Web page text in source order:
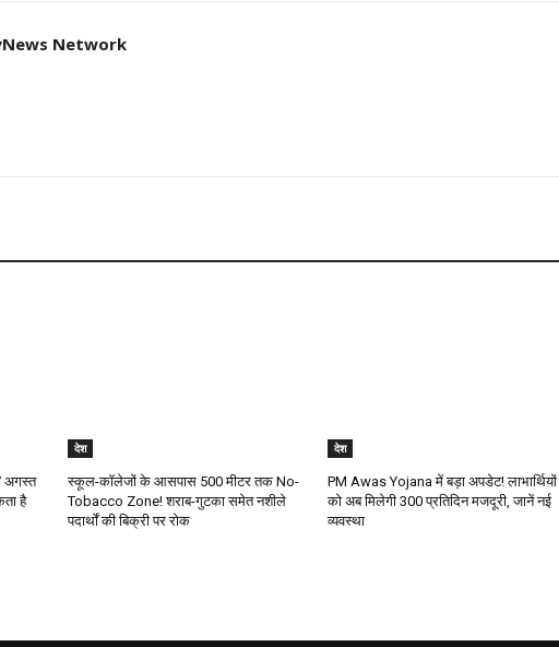
Network
अगस्त
है
देश
स्कूल-कॉलेजों के आसपास 500 मीटर तक No-
Tobacco Zone! शराब-गुटका समेत नशीले
पदार्थों की बिक्री पर रोक
देश
PM Awas Yojana में बड़ा अपडेट! लाभार्थियों
को अब मिलेगी ₹300 प्रतिदिन मजदूरी, जानें नई
व्यवस्था